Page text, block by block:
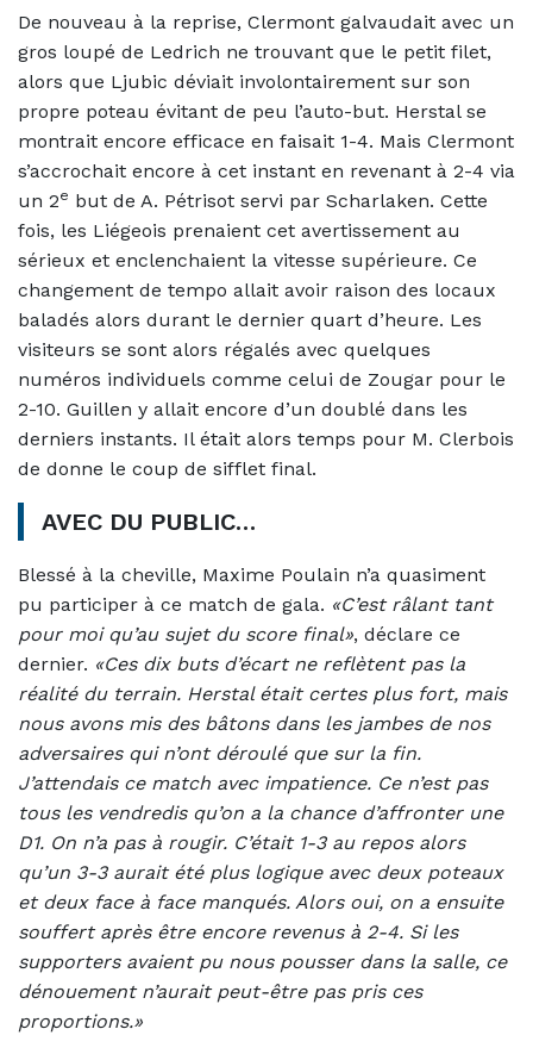
De nouveau à la reprise, Clermont galvaudait avec un
gros loupé de Ledrich ne trouvant que le petit filet,
alors que Ljubic déviait involontairement sur son
propre poteau évitant de peu l’auto-but. Herstal se
montrait encore efficace en faisait 1-4. Mais Clermont
s’accrochait encore à cet instant en revenant à 2-4 via
un 2e but de A. Pétrisot servi par Scharlaken. Cette
fois, les Liégeois prenaient cet avertissement au
sérieux et enclenchaient la vitesse supérieure. Ce
changement de tempo allait avoir raison des locaux
baladés alors durant le dernier quart d’heure. Les
visiteurs se sont alors régalés avec quelques
numéros individuels comme celui de Zougar pour le
2-10. Guillen y allait encore d’un doublé dans les
derniers instants. Il était alors temps pour M. Clerbois
de donne le coup de sifflet final.
AVEC DU PUBLIC…
Blessé à la cheville, Maxime Poulain n’a quasiment
pu participer à ce match de gala. «C’est râlant tant
pour moi qu’au sujet du score final», déclare ce
dernier. «Ces dix buts d’écart ne reflètent pas la
réalité du terrain. Herstal était certes plus fort, mais
nous avons mis des bâtons dans les jambes de nos
adversaires qui n’ont déroulé que sur la fin.
J’attendais ce match avec impatience. Ce n’est pas
tous les vendredis qu’on a la chance d’affronter une
D1. On n’a pas à rougir. C’était 1-3 au repos alors
qu’un 3-3 aurait été plus logique avec deux poteaux
et deux face à face manqués. Alors oui, on a ensuite
souffert après être encore revenus à 2-4. Si les
supporters avaient pu nous pousser dans la salle, ce
dénouement n’aurait peut-être pas pris ces
proportions.»